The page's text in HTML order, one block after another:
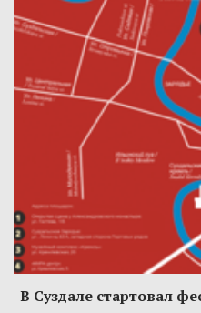
В Суздале стартовал